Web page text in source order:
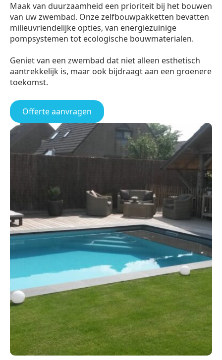
Maak van duurzaamheid een prioriteit bij het bouwen
van uw zwembad. Onze zelfbouwpakketten bevatten
milieuvriendelijke opties, van energiezuinige
pompsystemen tot ecologische bouwmaterialen.
Geniet van een zwembad dat niet alleen esthetisch
aantrekkelijk is, maar ook bijdraagt aan een groenere
toekomst.
Offerte aanvragen